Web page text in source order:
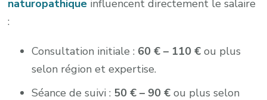
naturopathique influencent directement le salaire
:
Consultation initiale : 60 € – 110 € ou plus
selon région et expertise.
Séance de suivi : 50 € – 90 € ou plus selon